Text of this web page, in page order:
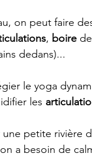
on peut faire
, boire
dedans)...
le yoga
les
une petite rivière
a besoin de